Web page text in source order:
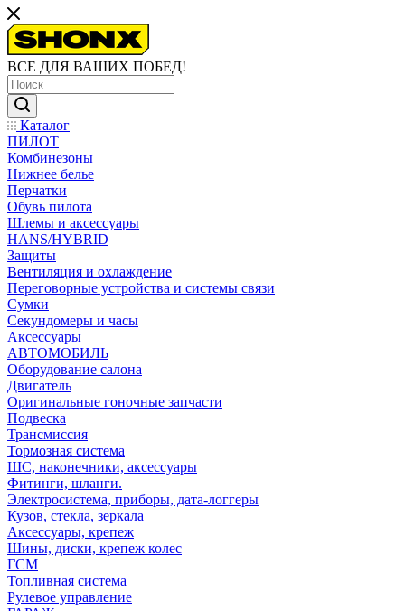
ВСЕ ДЛЯ ВАШИХ ПОБЕД!
Каталог
ПИЛОТ
Комбинезоны
Нижнее белье
Перчатки
Обувь пилота
Шлемы и аксессуары
HANS/HYBRID
Защиты
Вентиляция и охлаждение
Переговорные устройства и системы связи
Сумки
Секундомеры и часы
Аксессуары
АВТОМОБИЛЬ
Оборудование салона
Двигатель
Оригинальные гоночные запчасти
Подвеска
Трансмиссия
Тормозная система
ШС, наконечники, аксессуары
Фитинги, шланги.
Электросистема, приборы, дата-логгеры
Кузов, стекла, зеркала
Аксессуары, крепеж
Шины, диски, крепеж колес
ГСМ
Топливная система
Рулевое управление